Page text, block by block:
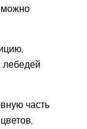
можно
лебедей
часть